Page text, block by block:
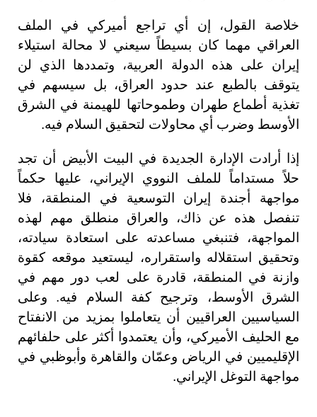
خلاصة القول، إن أي تراجع أميركي في الملف
العراقي مهما كان بسيطاً سيعني لا محالة استيلاء
إيران على هذه الدولة العربية، وتمددها الذي لن
يتوقف بالطبع عند حدود العراق، بل سيسهم في
تغذية أطماع طهران وطموحاتها للهيمنة في الشرق
الأوسط وضرب أي محاولات لتحقيق السلام فيه.
إذا أرادت الإدارة الجديدة في البيت الأبيض أن تجد
حلاً مستداماً للملف النووي الإيراني، عليها حكماً
مواجهة أجندة إيران التوسعية في المنطقة، فلا
تنفصل هذه عن ذاك، والعراق منطلق مهم لهذه
المواجهة، فتنبغي مساعدته على استعادة سيادته،
وتحقيق استقلاله واستقراره، ليستعيد موقعه كقوة
وازنة في المنطقة، قادرة على لعب دور مهم في
الشرق الأوسط، وترجيح كفة السلام فيه. وعلى
السياسيين العراقيين أن يتعاملوا بمزيد من الانفتاح
مع الحليف الأميركي، وأن يعتمدوا أكثر على حلفائهم
الإقليميين في الرياض وعمّان والقاهرة وأبوظبي في
مواجهة التوغل الإيراني.